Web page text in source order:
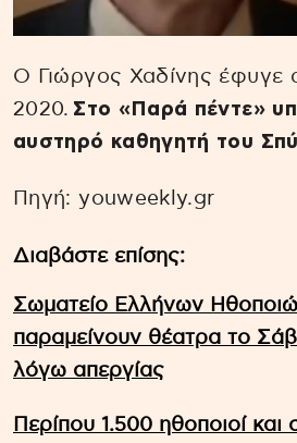
Ο Γιώργος Χαδίνης έφυγε
2020. Στο «Παρά πέντε»
αυστηρό καθηγητή του
Πηγή: youweekly.gr
Διαβάστε επίσης:
Σωματείο Ελλήνων
παραμείνουν θέατρα το
λόγω απεργίας
Περίπου 1.500 ηθοποιοί και